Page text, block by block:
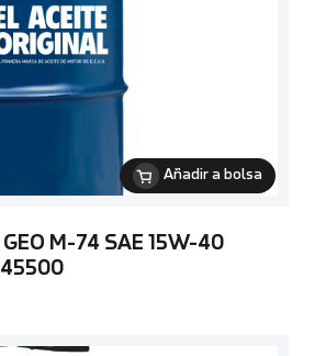
Añadir a bolsa
GEO M-74 SAE 15W-40